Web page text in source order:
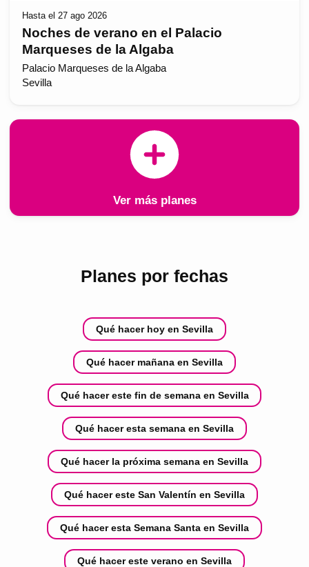
Hasta el 27 ago 2026
Noches de verano en el Palacio
Marqueses de la Algaba
Palacio Marqueses de la Algaba
Sevilla
Ver más planes
Planes por fechas
Qué hacer hoy en Sevilla
Qué hacer mañana en Sevilla
Qué hacer este fin de semana en Sevilla
Qué hacer esta semana en Sevilla
Qué hacer la próxima semana en Sevilla
Qué hacer este San Valentín en Sevilla
Qué hacer esta Semana Santa en Sevilla
Qué hacer este verano en Sevilla